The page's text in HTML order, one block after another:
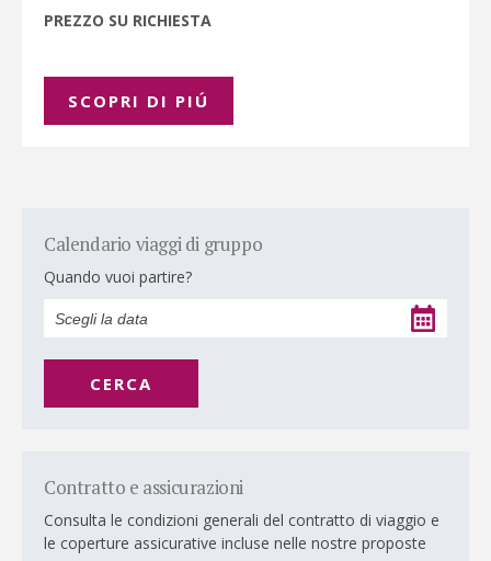
PREZZO SU RICHIESTA
SCOPRI DI PIÚ
Calendario viaggi di gruppo
Quando vuoi partire?
CERCA
Contratto e assicurazioni
Consulta le condizioni generali del contratto di viaggio e
le coperture assicurative incluse nelle nostre proposte